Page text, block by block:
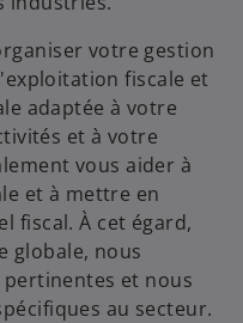
v
l
n
e
votre gestion
fiscale et
adaptée à votre
et à votre
vous aider à
et à mettre en
fiscal. À cet égard,
globale, nous
et nous
au secteur.